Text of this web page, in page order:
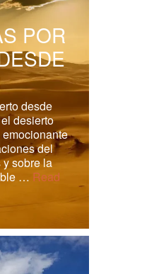
POR
desde
desierto
del
sobre la
… Read